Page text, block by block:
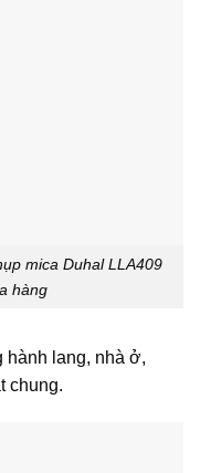
mica Duhal LLA409
hàng
hành lang, nhà ở,
chung.